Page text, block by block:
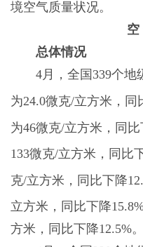
境空气质量状况。
空
总体情况
4月，全国339个地
为24.0微克/立方米，同
为46微克/立方米，同比
133微克/立方米，同比
克/立方米，同比下降
立方米，同比下降
方米，同比下降12.5%。